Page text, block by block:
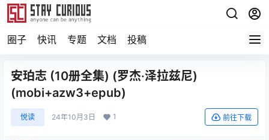
圈子 快讯 专题 文档 投稿
安珀志 (10册全集) (罗杰·泽拉兹尼)
(mobi+azw3+epub)
悦读 24年10月3日 1 前往下载